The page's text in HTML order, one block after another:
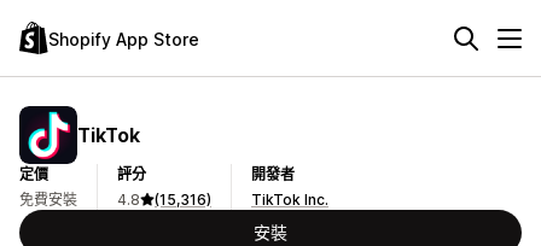
Shopify App Store
TikTok
定價
免費安裝
評分
4.8
(15,316)
開發者
TikTok Inc.
安裝